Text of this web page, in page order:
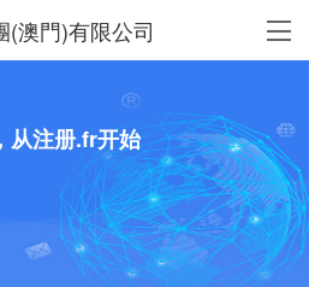
(澳門)有限公司
从注册.fr开始